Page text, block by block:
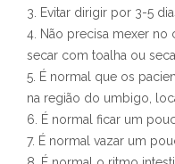
Evitar dirigir por 3-5
Não precisa mexer
secar com toalha ou
É normal que os
na região do umbigo,
É normal ficar um
É normal vazar um